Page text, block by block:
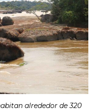
alrededor de 320